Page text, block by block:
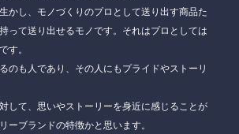
かし、モノづくりのプロとして送り出す商品た
って送り出せるモノです。それはプロとしては
す。
のも人であり、その人にもプライドやストーリ
して、思いやストーリーを身近に感じることが
ーブランドの特徴かと思います。